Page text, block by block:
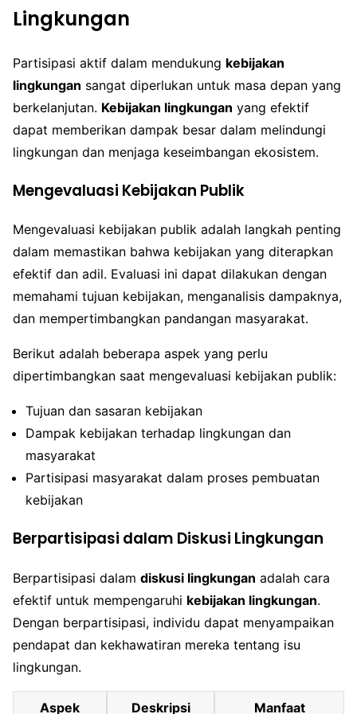
Lingkungan
Partisipasi aktif dalam mendukung kebijakan
lingkungan sangat diperlukan untuk masa depan yang
berkelanjutan. Kebijakan lingkungan yang efektif
dapat memberikan dampak besar dalam melindungi
lingkungan dan menjaga keseimbangan ekosistem.
Mengevaluasi Kebijakan Publik
Mengevaluasi kebijakan publik adalah langkah penting
dalam memastikan bahwa kebijakan yang diterapkan
efektif dan adil. Evaluasi ini dapat dilakukan dengan
memahami tujuan kebijakan, menganalisis dampaknya,
dan mempertimbangkan pandangan masyarakat.
Berikut adalah beberapa aspek yang perlu
dipertimbangkan saat mengevaluasi kebijakan publik:
Tujuan dan sasaran kebijakan
Dampak kebijakan terhadap lingkungan dan
masyarakat
Partisipasi masyarakat dalam proses pembuatan
kebijakan
Berpartisipasi dalam Diskusi Lingkungan
Berpartisipasi dalam diskusi lingkungan adalah cara
efektif untuk mempengaruhi kebijakan lingkungan.
Dengan berpartisipasi, individu dapat menyampaikan
pendapat dan kekhawatiran mereka tentang isu
lingkungan.
Aspek Deskripsi Manfaat